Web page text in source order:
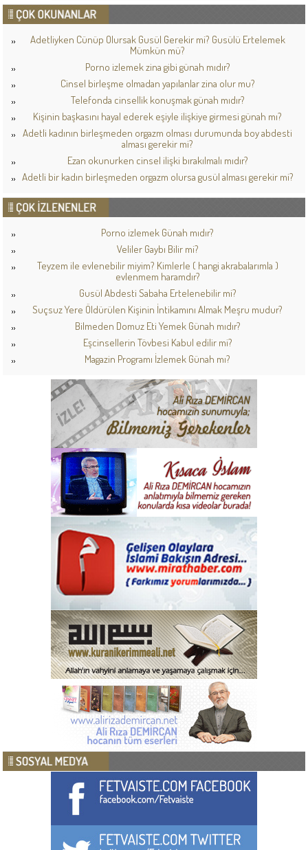
Adetliyken Cünüp Olursak Gusül Gerekir mi? Gusülü Ertelemek
Mümkün mü?
Porno izlemek zina gibi günah mıdır?
Cinsel birleşme olmadan yapılanlar zina olur mu?
Telefonda cinsellik konuşmak günah mıdır?
Kişinin başkasını hayal ederek eşiyle ilişkiye girmesi günah mı?
Adetli kadının birleşmeden orgazm olması durumunda boy abdesti
alması gerekir mi?
Ezan okunurken cinsel ilişki bırakılmalı mıdır?
Adetli bir kadın birleşmeden orgazm olursa gusül alması gerekir mi?
Porno izlemek Günah mıdır?
Veliler Gaybı Bilir mi?
Teyzem ile evlenebilir miyim? Kimlerle ( hangi akrabalarımla )
evlenmem haramdır?
Gusül Abdesti Sabaha Ertelenebilir mi?
Suçsuz Yere Öldürülen Kişinin İntikamını Almak Meşru mudur?
Bilmeden Domuz Eti Yemek Günah mıdır?
Eşcinsellerin Tövbesi Kabul edilir mi?
Magazin Programı İzlemek Günah mı?